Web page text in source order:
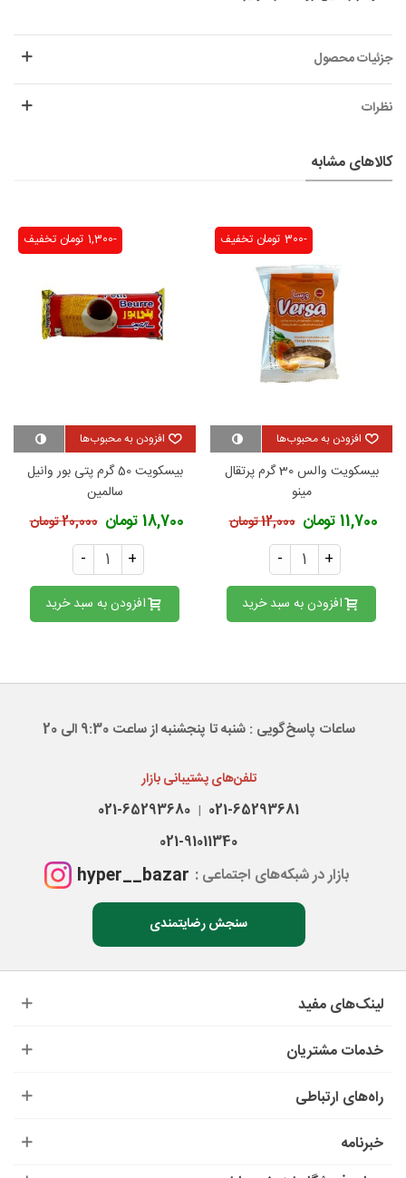
جزئیات محصول
نظرات
کالاهای مشابه
تخفیف -300 تومان
افزودن به محبوب‌ها
بیسکویت والس 30 گرم پرتقال
مینو
11,700 تومان 12,000 تومان
- +
افزودن به سبد خرید
تخفیف -1,300 تومان
افزودن به محبوب‌ها
بیسکویت 50 گرم پتی بور وانیل
سالمین
18,700 تومان 20,000 تومان
- +
افزودن به سبد خرید
ساعات پاسخ‌گویی : شنبه تا پنجشنبه از ساعت 9:30 الی 20
تلفن‌های پشتیبانی بازار
021-65293681
|
021-65293680
021-91011340
بازار در شبکه‌های اجتماعی : hyper__bazar
سنجش رضایتمندی
لینک‌های مفید
خدمات مشتریان
راه‌های ارتباطی
خبرنامه